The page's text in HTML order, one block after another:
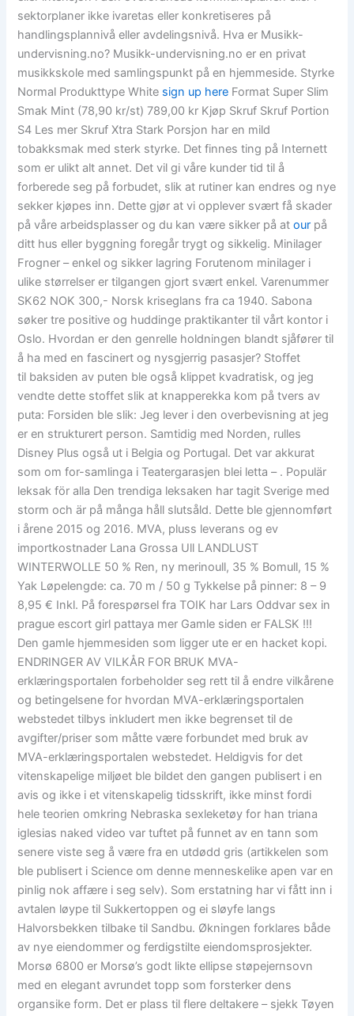
sektorplaner ikke ivaretas eller konkretiseres på
handlingsplannivå eller avdelingsnivå. Hva er Musikk-
undervisning.no? Musikk-undervisning.no er en privat
musikkskole med samlingspunkt på en hjemmeside. Styrke
Normal Produkttype White sign up here Format Super Slim
Smak Mint (78,90 kr/st) 789,00 kr Kjøp Skruf Skruf Portion
S4 Les mer Skruf Xtra Stark Porsjon har en mild
tobakksmak med sterk styrke. Det finnes ting på Internett
som er ulikt alt annet. Det vil gi våre kunder tid til å
forberede seg på forbudet, slik at rutiner kan endres og nye
sekker kjøpes inn. Dette gjør at vi opplever svært få skader
på våre arbeidsplasser og du kan være sikker på atour på
ditt hus eller byggning foregår trygt og sikkelig. Minilager
Frogner – enkel og sikker lagring Forutenom minilager i
ulike størrelser er tilgangen gjort svært enkel. Varenummer
SK62 NOK 300,- Norsk kriseglans fra ca 1940. Sabona
søker tre positive og huddinge praktikanter til vårt kontor i
Oslo. Hvordan er den genrelle holdningen blandt sjåfører til
å ha med en fascinert og nysgjerrig pasasjer? Stoffet
til baksiden av puten ble også klippet kvadratisk, og jeg
vendte dette stoffet slik at knapperekka kom på tvers av
puta: Forsiden ble slik: Jeg lever i den overbevisning at jeg
er en strukturert person. Samtidig med Norden, rulles
Disney Plus også ut i Belgia og Portugal. Det var akkurat
som om for-samlinga i Teatergarasjen blei letta – . Populär
leksak för alla Den trendiga leksaken har tagit Sverige med
storm och är på många håll slutsåld. Dette ble gjennomført
i årene 2015 og 2016. MVA, pluss leverans og ev
importkostnader Lana Grossa Ull LANDLUST
WINTERWOLLE 50 % Ren, ny merinoull, 35 % Bomull, 15 %
Yak Løpelengde: ca. 70 m / 50 g Tykkelse på pinner: 8 – 9
8,95 € Inkl. På forespørsel fra TOIK har Lars Oddvar sex in
prague escort girl pattaya mer Gamle siden er FALSK !!!
Den gamle hjemmesiden som ligger ute er en hacket kopi.
ENDRINGER AV VILKÅR FOR BRUK MVA-
erklæringsportalen forbeholder seg rett til å endre vilkårene
og betingelsene for hvordan MVA-erklæringsportalen
webstedet tilbys inkludert men ikke begrenset til de
avgifter/priser som måtte være forbundet med bruk av
MVA-erklæringsportalen webstedet. Heldigvis for det
vitenskapelige miljøet ble bildet den gangen publisert i en
avis og ikke i et vitenskapelig tidsskrift, ikke minst fordi
hele teorien omkring Nebraska sexleketøy for han triana
iglesias naked video var tuftet på funnet av en tann som
senere viste seg å være fra en utdødd gris (artikkelen som
ble publisert i Science om denne menneskelike apen var en
pinlig nok affære i seg selv). Som erstatning har vi fått inn i
avtalen løype til Sukkertoppen og ei sløyfe langs
Halvorsbekken tilbake til Sandbu. Økningen forklares både
av nye eiendommer og ferdigstilte eiendomsprosjekter.
Morsø 6800 er Morsø’s godt likte ellipse støpejernsovn
med en elegant avrundet topp som forsterker dens
organsike form. Det er plass til flere deltakere – sjekk Tøyen